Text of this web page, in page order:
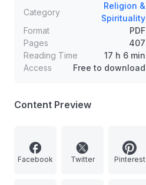
Category
Religion &
Spirituality
Format
PDF
Pages
407
Reading Time
17 h 6 min
Access
Free to download
Content Preview
Facebook Twitter Pinterest